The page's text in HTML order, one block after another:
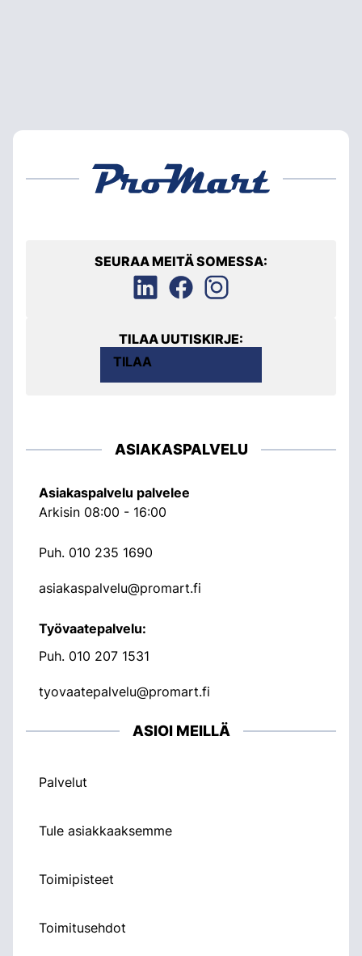
SEURAA MEITÄ SOMESSA:
TILAA UUTISKIRJE:
TILAA
ASIAKASPALVELU
Asiakaspalvelu palvelee
Arkisin 08:00 - 16:00
Puh. 010 235 1690
asiakaspalvelu@promart.fi
Työvaatepalvelu:
Puh. 010 207 1531
tyovaatepalvelu@promart.fi
ASIOI MEILLÄ
Palvelut
Tule asiakkaaksemme
Toimipisteet
Toimitusehdot